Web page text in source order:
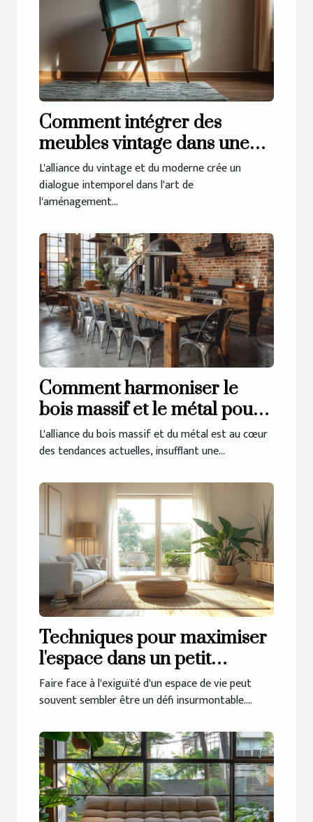
Comment intégrer des
meubles vintage dans une
décoration moderne
L'alliance du vintage et du moderne crée un
dialogue intemporel dans l'art de
l'aménagement...
Comment harmoniser le
bois massif et le métal pour
un intérieur industriel
L'alliance du bois massif et du métal est au cœur
des tendances actuelles, insufflant une...
Techniques pour maximiser
l'espace dans un petit
appartement
Faire face à l'exiguïté d'un espace de vie peut
souvent sembler être un défi insurmontable....